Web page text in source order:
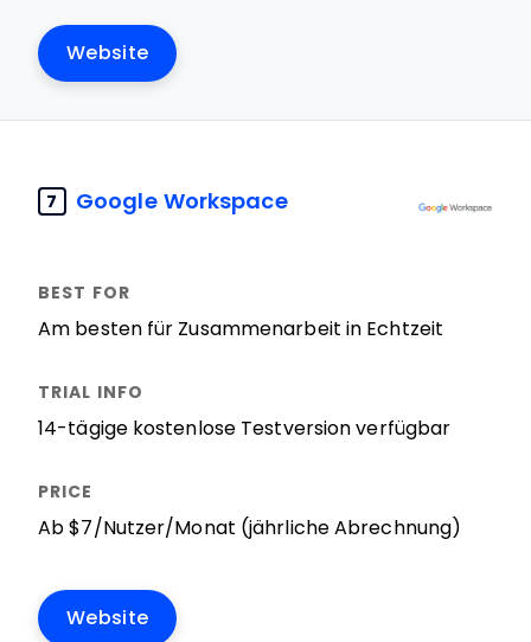
Website
7 Google Workspace
Am besten für Zusammenarbeit in Echtzeit
14-tägige kostenlose Testversion verfügbar
Ab $7/Nutzer/Monat (jährliche Abrechnung)
Website